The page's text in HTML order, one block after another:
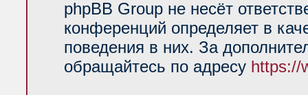
phpBB Group не несёт
конференций определяет в
поведения в них. За
обращайтесь по адресу https://